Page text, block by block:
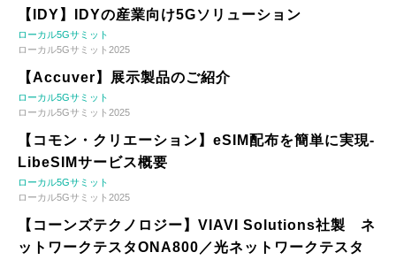
【IDY】IDYの産業向け5Gソリューション
ローカル5Gサミット
ローカル5Gサミット2025
【Accuver】展示製品のご紹介
ローカル5Gサミット
ローカル5Gサミット2025
【コモン・クリエーション】eSIM配布を簡単に実現-
LibeSIMサービス概要
ローカル5Gサミット
ローカル5Gサミット2025
【コーンズテクノロジー】VIAVI Solutions社製 ネ
ットワークテスタONA800／光ネットワークテスタ